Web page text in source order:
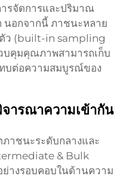
ารจัดการและปริมาณ
นอกจากนี้ ภาชนะหลาย
ตัว (built-in sampling
บคุมคุณภาพสามารถเก็บ
บต่อความสมบูรณ์ของ
ารณาความเข้ากัน
ภาชนะระดับกลางและ
& Bulk
างรอบคอบในด้านความ